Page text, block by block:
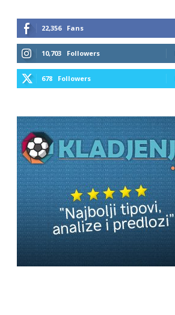
22,356 Fans
10,703 Followers
678 Followers